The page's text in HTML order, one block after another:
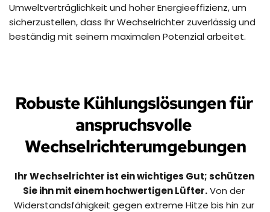
Umweltverträglichkeit und hoher Energieeffizienz, um
sicherzustellen, dass Ihr Wechselrichter zuverlässig und
beständig mit seinem maximalen Potenzial arbeitet.
Robuste Kühlungslösungen für
anspruchsvolle
Wechselrichterumgebungen
Ihr Wechselrichter ist ein wichtiges Gut; schützen
Sie ihn mit einem hochwertigen Lüfter. Von der
Widerstandsfähigkeit gegen extreme Hitze bis hin zur